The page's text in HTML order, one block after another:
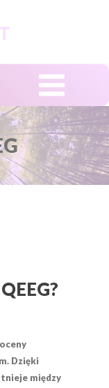
Dzięki
między